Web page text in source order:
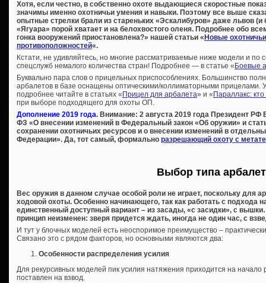
Хотя, если честно, в собственно охоте выдающиеся скоростные
значимы именно охотничьи умения и навыки. Поэтому все выше
опытные стрелки брали из стареньких «Эскалибуров» даже львов (и
«Ягуара» порой хватает и на белохвостого оленя. Подробнее обо
гонка вооружений приостановлена?» нашей статьи « Новые
противоположностей«.
Кстати, не удивляйтесь, но многие рассматриваемые ниже модели и по
спецслужб немалого количества стран! Подробнее — в статье « Боевые
Буквально пара слов о прицельных приспособлениях. Большинство
арбалетов в базе оснащены оптическими/коллиматорными прицелами.
подробнее читайте в статьях « Прицел для арбалета» и « Параллакс:
при выборе подходящего для охоты ОП.
Дополнение 2019 года. Внимание: 2 августа 2019 года Президент
ФЗ «О внесении изменений в Федеральный закон «Об оружии» и
сохранении охотничьих ресурсов и о внесении изменений в
Федерации». Да, тот самый, формально разрешающий охоту с
Выбор типа
Вес оружия в данном случае особой роли не играет, поскольку для
ходовой охоты. Особенно начинающего, так как работать с подхода
единственный доступный вариант – из засады, «с засидки», с
принцип неизменен: зверя придется ждать, иногда не один час, с
И тут у блочных моделей есть неоспоримое преимущество –
Связано это с рядом факторов, но основными являются два:
Особенности распределения усилия
Для рекурсивных моделей пик усилия натяжения приходится на начало
поставлен на взвод.